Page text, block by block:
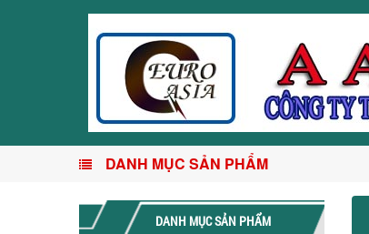
DANH MỤC SẢN PHẨM
DANH MỤC SẢN PHẨM